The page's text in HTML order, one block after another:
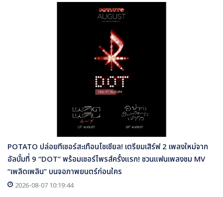
POTATO ปล่อยทีเซอร์สะเทือนโซเชียล! เตรียมเสิร์ฟ 2 เพลงใหม่จาก
อัลบั้มที่ 9 “DOT” พร้อมเซอร์ไพรส์ครั้งแรก! ชวนแฟนเพลงชม MV
“เพลิดเพลิน” บนจอภาพยนตร์ก่อนใคร
2026-08-07 10:19:44